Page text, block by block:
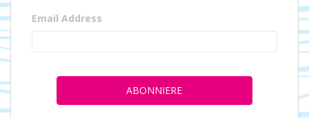
Email Address